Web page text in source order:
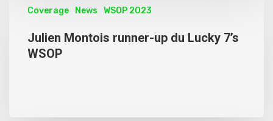
Coverage News WSOP 2023
Julien Montois runner-up du Lucky 7’s
WSOP